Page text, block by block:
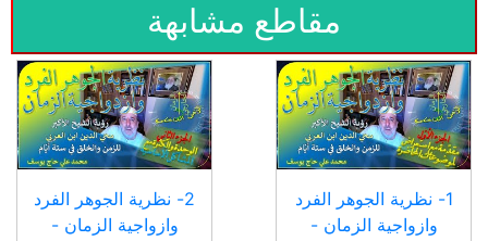
مقاطع مشابهة
1- نظرية الجوهر الفرد
وازواجية الزمان -
2- نظرية الجوهر الفرد
وازواجية الزمان -